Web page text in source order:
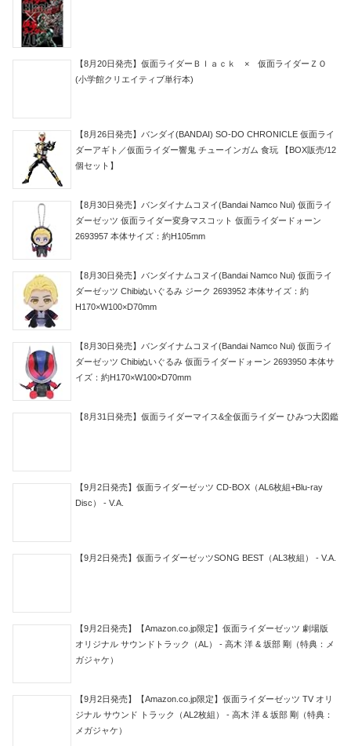
【8月20日発売】仮面ライダーＢｌａｃｋ × 仮面ライダーＺＯ
(小学館クリエイティブ単行本)
【8月26日発売】バンダイ(BANDAI) SO-DO CHRONICLE 仮面ライ
ダーアギト／仮面ライダー響鬼 チューインガム 食玩 【BOX販売/12
個セット】
【8月30日発売】バンダイナムコヌイ(Bandai Namco Nui) 仮面ライ
ダーゼッツ 仮面ライダー変身マスコット 仮面ライダードォーン
2693957 本体サイズ：約H105mm
【8月30日発売】バンダイナムコヌイ(Bandai Namco Nui) 仮面ライ
ダーゼッツ Chibiぬいぐるみ ジーク 2693952 本体サイズ：約
H170×W100×D70mm
【8月30日発売】バンダイナムコヌイ(Bandai Namco Nui) 仮面ライ
ダーゼッツ Chibiぬいぐるみ 仮面ライダードォーン 2693950 本体サ
イズ：約H170×W100×D70mm
【8月31日発売】仮面ライダーマイス&全仮面ライダー ひみつ大図鑑
【9月2日発売】仮面ライダーゼッツ CD-BOX（AL6枚組+Blu-ray
Disc） - V.A.
【9月2日発売】仮面ライダーゼッツSONG BEST（AL3枚組） - V.A.
【9月2日発売】【Amazon.co.jp限定】仮面ライダーゼッツ 劇場版
オリジナル サウンドトラック（AL） - 高木 洋 & 坂部 剛（特典：メ
ガジャケ）
【9月2日発売】【Amazon.co.jp限定】仮面ライダーゼッツ TV オリ
ジナル サウンド トラック（AL2枚組） - 高木 洋 & 坂部 剛（特典：
メガジャケ）